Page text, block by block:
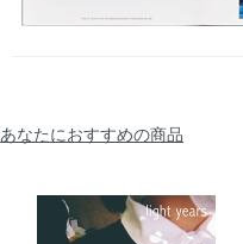
あなたにおすすめの商品